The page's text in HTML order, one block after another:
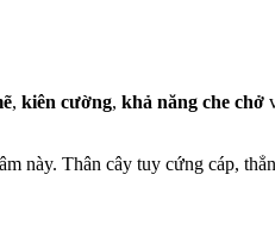
, kiên cường, khả năng che chở
này. Thân cây tuy cứng cáp,